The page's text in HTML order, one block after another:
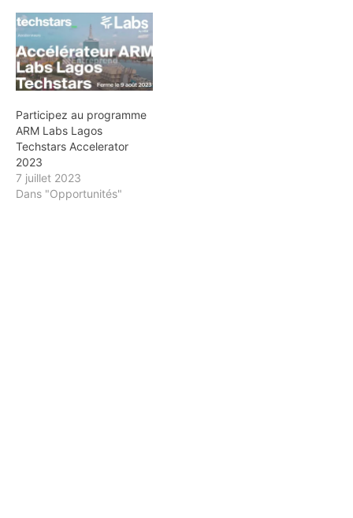
Participez au programme
ARM Labs Lagos
Techstars Accelerator
2023
7 juillet 2023
Dans "Opportunités"